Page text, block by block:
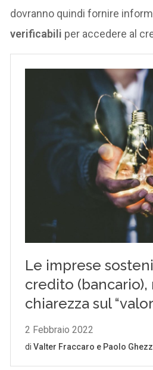
dovranno quindi fornire
verificabili per accedere al